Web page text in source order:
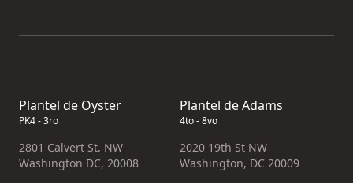
Plantel de Oyster
PK4 - 3ro
2801 Calvert St. NW
Washington DC, 20008
Plantel de Adams
4to - 8vo
2020 19th St NW
Washington, DC 20009